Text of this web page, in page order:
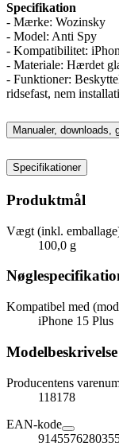
Specifikation
- Mærke: Wozinsky
- Model: Anti Spy
- Kompatibilitet:
- Materiale: Hærdet
- Funktioner:
ridsefast, nem
Manualer, downloads,
Specifikationer
Produktmål
Vægt (inkl.
100,0 g
Kompatibel med
iPhone 15 Plus
Modelbeskrivelse
Producentens
118178
EAN-kode